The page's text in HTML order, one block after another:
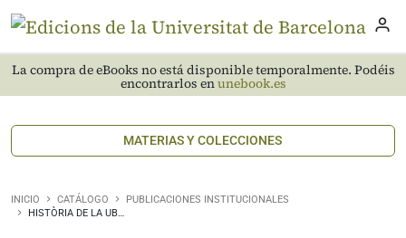
La compra de eBooks no está disponible temporalmente. Podéis
encontrarlos enunebook.es
MATERIAS Y COLECCIONES
INICIO CATÁLOGO
PUBLICACIONES INSTITUCIONALES
HISTÒRIA DE LA UB…